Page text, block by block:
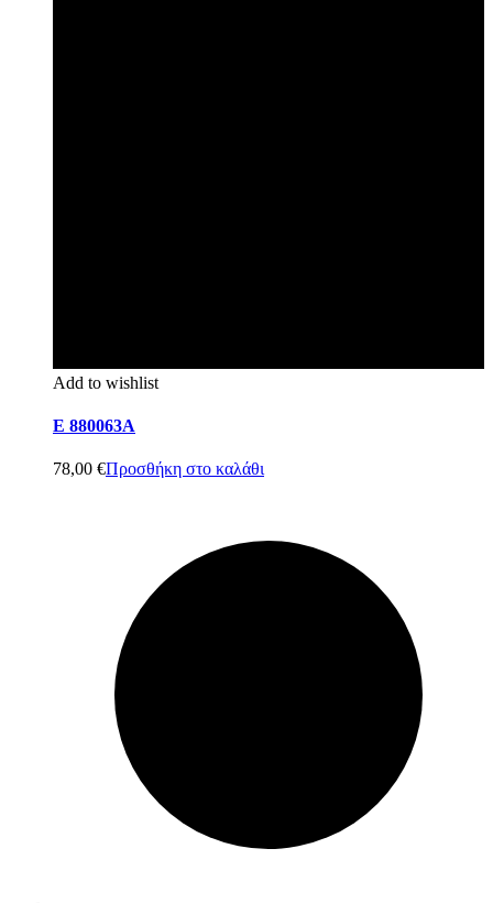
Add to wishlist
E 880063A
78,00 €Προσθήκη στο καλάθι